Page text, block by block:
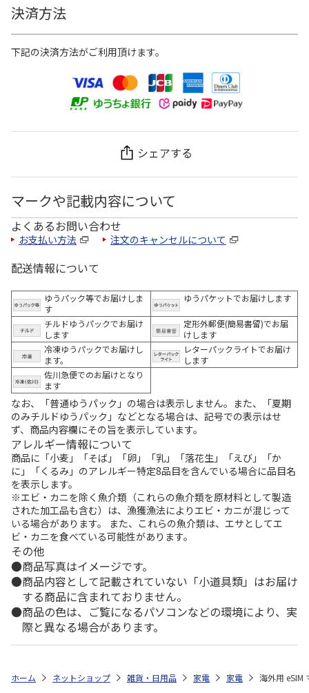
決済方法
下記の決済方法がご利用頂けます。
シェアする
マークや記載内容について
よくあるお問い合わせ
お支払い方法 注文のキャンセルについて
配送情報について
ゆうパック等でお届けしま
す
ゆうパケットでお届けします
チルドゆうパックでお届け
します
定形外郵便(簡易書留)でお届
けします
冷凍ゆうパックでお届けし
ます。
レターパックライトでお届け
します
佐川急便でのお届けとなり
ます
なお、「普通ゆうパック」の場合は表示しません。また、「夏期
のみチルドゆうパック」などとなる場合は、記号での表示はせ
ず、商品内容欄にその旨を表示しています。
アレルギー情報について
商品に「小麦」「そば」「卵」「乳」「落花生」「えび」「か
に」「くるみ」のアレルギー特定8品目を含んでいる場合に品目名
を表示します。
※エビ・カニを除く魚介類（これらの魚介類を原材料として製造
された加工品も含む）は、漁獲漁法によりエビ・カニが混じって
いる場合があります。 また、これらの魚介類は、エサとしてエ
ビ・カニを食べている可能性があります。
その他
商品写真はイメージです。
商品内容として記載されていない「小道具類」はお届け
する商品に含まれておりません。
商品の色は、ご覧になるパソコンなどの環境により、実
際と異なる場合があります。
ホーム ネットショップ 雑貨・日用品 家電 家電 海外用 eSIM